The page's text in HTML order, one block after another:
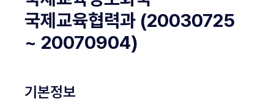
국제교육협력과 (20030725
~ 20070904)
기본정보